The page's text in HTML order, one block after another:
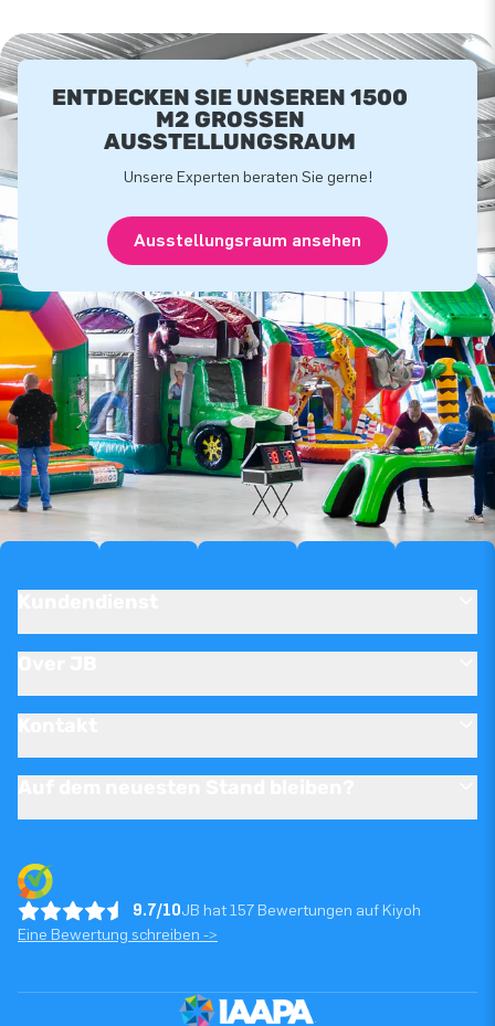
ENTDECKEN SIE UNSEREN 1500
M2 GROSSEN A
USSTELLUNGSRAUM
Unsere Experten beraten Sie gerne!
Ausstellungsraum ansehen
9.7/10JB hat 157 Bewertungen auf Kiyoh
Eine Bewertung schreiben ->